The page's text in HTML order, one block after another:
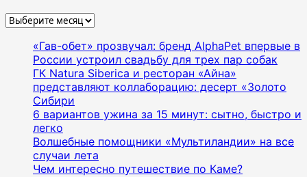
Архивы
«Гав-обет» прозвучал: бренд AlphaPet впервые в
России устроил свадьбу для трех пар собак
ГК Natura Siberica и ресторан «Айна»
представляют коллаборацию: десерт «Золото
Сибири
6 вариантов ужина за 15 минут: сытно, быстро и
легко
Волшебные помощники «Мультиландии» на все
случаи лета
Чем интересно путешествие по Каме?